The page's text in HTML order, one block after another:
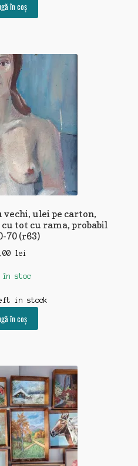
în coș
ulei pe carton,
tot cu rama, probabil
70 (r63)
lei
în stoc
in stock
în coș